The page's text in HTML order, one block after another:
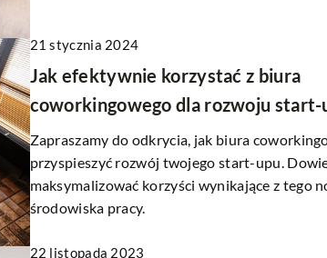
21 stycznia 2024
Jak efektywnie korzystać z biura
coworkingowego dla rozwoju start-
Zapraszamy do odkrycia, jak biura
przyspieszyć rozwój twojego start-upu.
maksymalizować korzyści wynikające z tego
środowiska pracy.
22 listopada 2023